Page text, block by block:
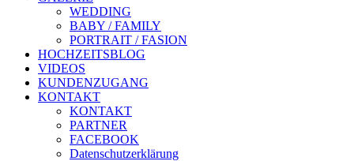
WEDDING
BABY / FAMILY
PORTRAIT / FASION
HOCHZEITSBLOG
VIDEOS
KUNDENZUGANG
KONTAKT
KONTAKT
PARTNER
FACEBOOK
Datenschutzerklärung